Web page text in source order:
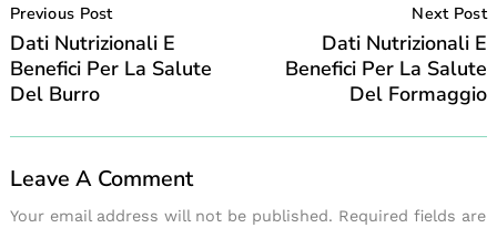
Navigation
Previous Post
Dati Nutrizionali E
Benefici Per La Salute
Del Burro
Next Post
Dati Nutrizionali E
Benefici Per La Salute
Del Formaggio
Leave A Comment
Your email address will not be published. Required fields are